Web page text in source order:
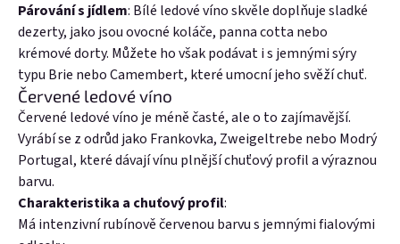
Párování s jídlem: Bílé ledové víno skvěle doplňuje sladké
dezerty, jako jsou ovocné koláče, panna cotta nebo
krémové dorty. Můžete ho však podávat i s jemnými sýry
typu Brie nebo Camembert, které umocní jeho svěží chuť.
Červené ledové víno
Červené ledové víno je méně časté, ale o to zajímavější.
Vyrábí se z odrůd jako Frankovka, Zweigeltrebe nebo Modrý
Portugal, které dávají vínu plnější chuťový profil a výraznou
barvu.
Charakteristika a chuťový profil:
Má intenzivní rubínově červenou barvu s jemnými fialovými